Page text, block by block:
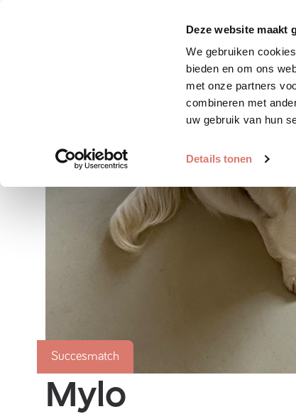
Deze website maakt
We gebruiken
bieden en om ons
met onze partners
combineren met
uw gebruik van hun
Details tonen
Zoek huisdier
Succesmatch
Mylo